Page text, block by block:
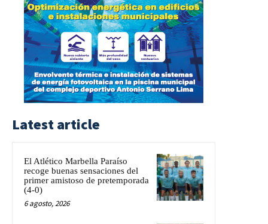
Latest article
El Atlético Marbella Paraíso
recoge buenas sensaciones del
primer amistoso de pretemporada
(4-0)
6 agosto, 2026